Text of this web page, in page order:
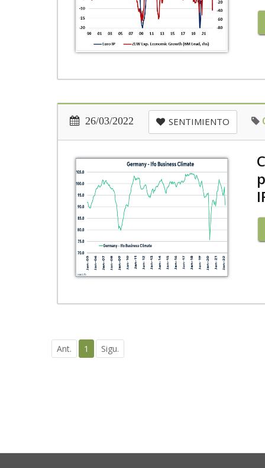
26/03/2022 SENTIMIENTO
Ant. 1 Sigu.